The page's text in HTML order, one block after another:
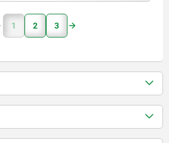
1 2 3